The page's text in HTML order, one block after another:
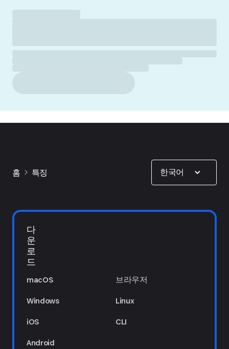
홈 특징 한국어
Show options
다
운
로
드
macOS
Windows
iOS
Android
브라우저
Linux
CLI